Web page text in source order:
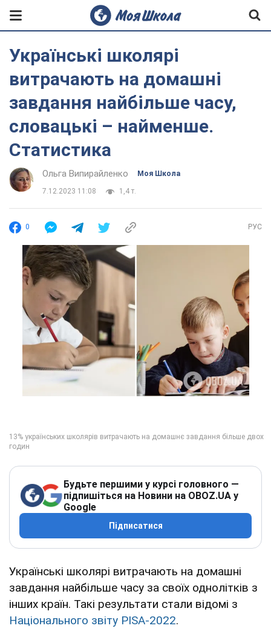
Українські школярі
витрачають на домашні
завдання найбільше часу,
словацькі – найменше.
Статистика
Ольга Випирайленко Моя Школа
7.12.2023 11:08 1,4 т.
0 РУС
Будьте першими у курсі головного —
підпишіться на Новини на OBOZ.UA у
Google
Підписатися
Українські школярі витрачають на домашні
завдання найбільше часу за своїх однолітків з
інших країн. Такі результати стали відомі з
Національного звіту PISA-2022.